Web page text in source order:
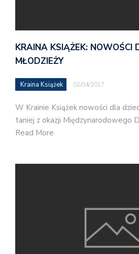
KRAINA KSIĄŻEK: NOWOŚCI
MŁODZIEŻY
Kraina Książek 02/04/2017
W Krainie Książek nowości dla
taniej z okazji Międzynarodowego
Read More